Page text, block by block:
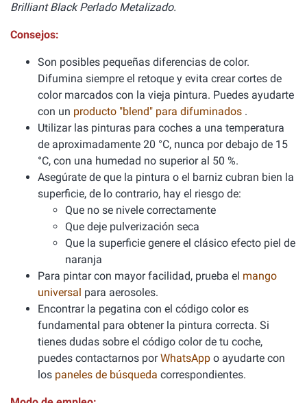
Brilliant Black Perlado Metalizado.
Consejos:
Son posibles pequeñas diferencias de color.
Difumina siempre el retoque y evita crear cortes de
color marcados con la vieja pintura. Puedes ayudarte
con un producto "blend" para difuminados .
Utilizar las pinturas para coches a una temperatura
de aproximadamente 20 °C, nunca por debajo de 15
°C, con una humedad no superior al 50 %.
Asegúrate de que la pintura o el barniz cubran bien la
superficie, de lo contrario, hay el riesgo de:
Que no se nivele correctamente
Que deje pulverización seca
Que la superficie genere el clásico efecto piel de
naranja
Para pintar con mayor facilidad, prueba el mango
universal para aerosoles.
Encontrar la pegatina con el código color es
fundamental para obtener la pintura correcta. Si
tienes dudas sobre el código color de tu coche,
puedes contactarnos porWhatsApp o ayudarte con
los paneles de búsqueda correspondientes.